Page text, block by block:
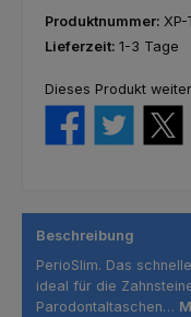
Produktnummer: XP-
Lieferzeit: 1-3 Tage
Dieses Produkt
Beschreibung
PerioSlim. Das
ideal für die
Parodontaltaschen…